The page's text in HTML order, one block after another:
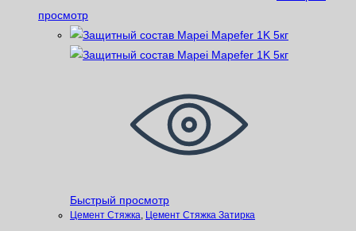
просмотр
Быстрый просмотр
Цемент Стяжка, Цемент Стяжка Затирка